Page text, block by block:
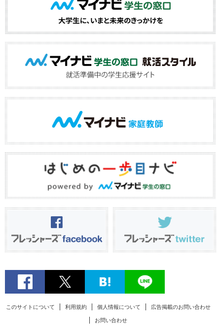
このサイトについて 利用規約 個人情報について 広告掲載のお問い合わせ
お問い合わせ